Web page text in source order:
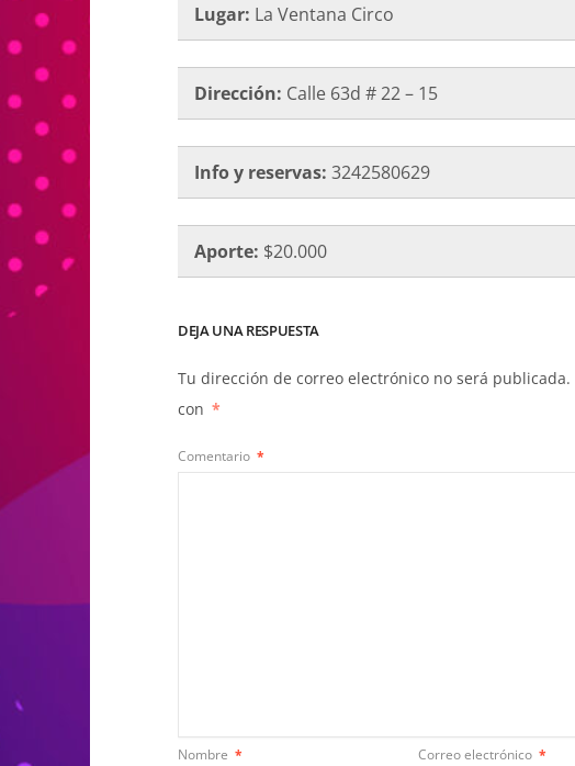
Lugar: La Ventana Circo
Dirección: Calle 63d # 22 – 15
Info y reservas: 3242580629
Aporte: $20.000
DEJA UNA RESPUESTA
Tu dirección de correo electrónico no será publicada.
con *
Comentario *
Nombre * Correo electrónico *